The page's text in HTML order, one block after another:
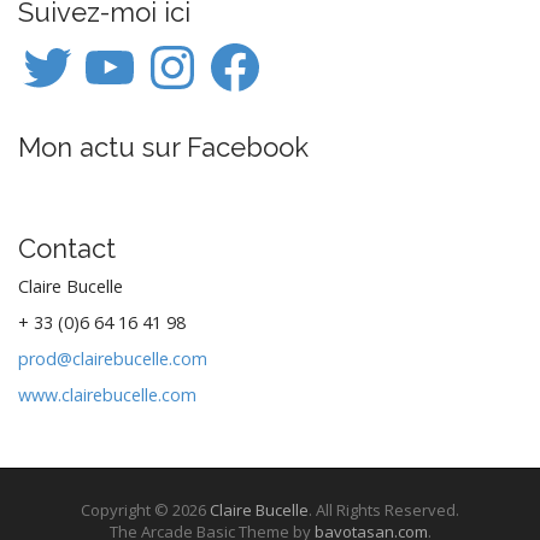
n
a
v
g
i
o
n
Suivez-moi ici
Twitter InstagramFacebook
Mon actu sur Facebook
Contact
Claire Bucelle
+ 33 (0)6 64 16 41 98
prod@clairebucelle.com
www.clairebucelle.com
Copyright © 2026 Claire Bucelle. All Rights Reserved.
The Arcade Basic Theme by bavotasan.com.